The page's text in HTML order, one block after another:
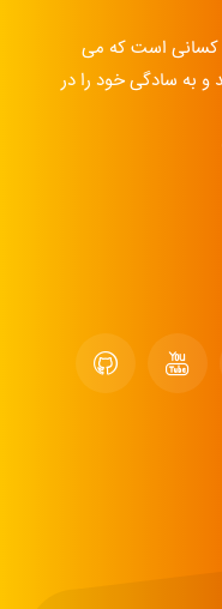
کسانی است که می
و به سادگی خود را در